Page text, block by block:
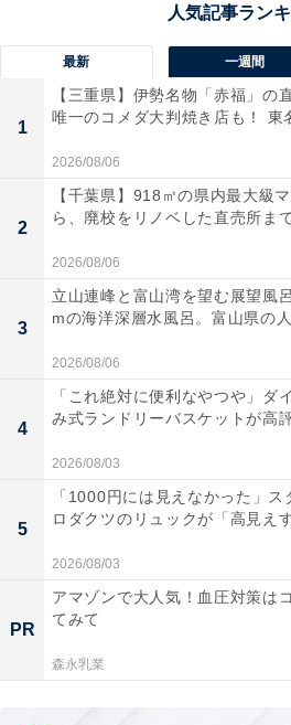
ビジネスや重ね着に最適なV
日常のさまざまな服装に合わせ
ッティングのモデルもラインナ
氷撃冷感インナースリーブレス
最新 一週間
1
【三重県】伊勢名物「赤福」の
唯一のコメダ大判焼き店も！ 東
2026/08/06
2
【千葉県】918㎡の県内最大級
ら、廃校をリノベした直売所ま
2026/08/06
3
立山連峰と富山湾を望む展望風
mの海洋深層水風呂。富山県の
2026/08/06
4
「これ絶対に便利なやつや」ダ
み式ランドリーバスケットが高
2026/08/03
5
「1000円には見えなかった」
ロダクツのリュックが「高見え
2026/08/03
PR
アマゾンで大人気！血圧対策は
てみて
森永乳業